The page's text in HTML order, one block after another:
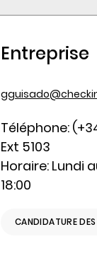
Entreprise
Téléphone:
Ext 5103
Horaire: Lundi
18:00
CANDIDATURE DES